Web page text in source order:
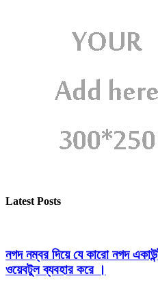
Latest Posts
নগদ নম্বর দিয়ে যে কারো নগদ
ওয়েবটুল ব্যবহার করে ।